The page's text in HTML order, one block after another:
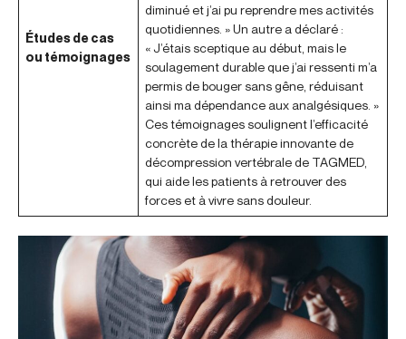
Études de cas
ou témoignages
diminué et j’ai pu reprendre mes activités
quotidiennes. » Un autre a déclaré :
« J’étais sceptique au début, mais le
soulagement durable que j’ai ressenti m’a
permis de bouger sans gêne, réduisant
ainsi ma dépendance aux analgésiques. »
Ces témoignages soulignent l’efficacité
concrète de la thérapie innovante de
décompression vertébrale de TAGMED,
qui aide les patients à retrouver des
forces et à vivre sans douleur.